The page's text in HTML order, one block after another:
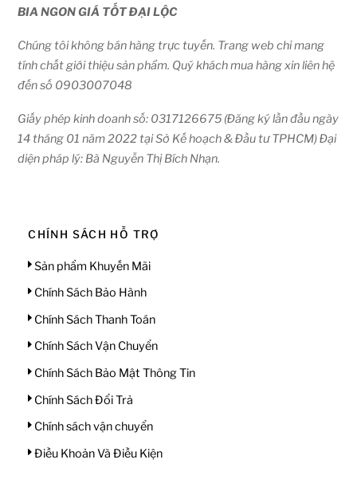
BIA NGON GIÁ TỐT ĐẠI LỘC
Chúng tôi không bán hàng trực tuyến. Trang web chỉ mang
tính chất giới thiệu sản phẩm. Quý khách mua hàng xin liên hệ
đến số 0903007048
Giấy phép kinh doanh số: 0317126675 (Đăng ký lần đầu ngày
14 tháng 01 năm 2022 tại Sở Kế hoạch & Đầu tư TPHCM) Đại
diện pháp lý: Bà Nguyễn Thị Bích Nhạn.
CHÍNH SÁCH HỖ TRỢ
Sản phẩm Khuyến Mãi
Chính Sách Bảo Hành
Chính Sách Thanh Toán
Chính Sách Vận Chuyển
Chính Sách Bảo Mật Thông Tin
Chính Sách Đổi Trả
Chính sách vận chuyển
Điều Khoản Và Điều Kiện